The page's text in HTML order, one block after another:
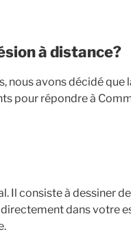
à distance?
nous avons décidé que
pour répondre à
consiste à dessiner
dans votre